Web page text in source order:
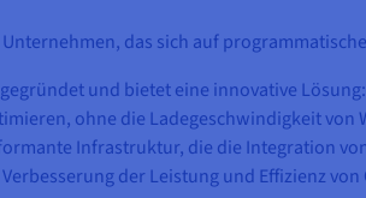
Unternehmen, das sich auf
und bietet eine innovative
ohne die Ladegeschwindigkeit
Infrastruktur, die die Integration
der Leistung und Effizienz